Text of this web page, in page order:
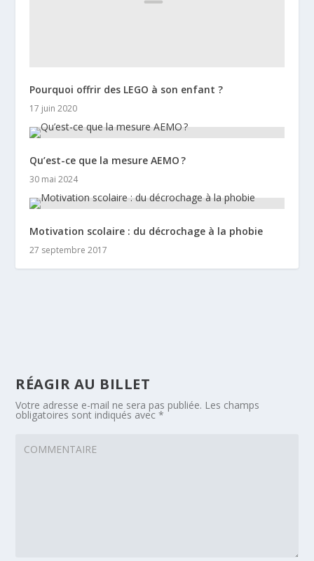
Pourquoi offrir des LEGO à son enfant ?
17 juin 2020
Qu’est-ce que la mesure AEMO ?
30 mai 2024
Motivation scolaire : du décrochage à la phobie
27 septembre 2017
RÉAGIR AU BILLET
Votre adresse e-mail ne sera pas publiée. Les champs
obligatoires sont indiqués avec*